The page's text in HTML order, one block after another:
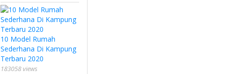
10 Model Rumah
Sederhana Di Kampung
Terbaru 2020
183058 views